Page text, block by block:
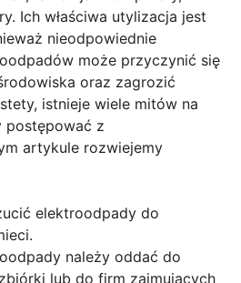
Ich właściwa utylizacja jest
nieodpowiednie
może przyczynić się
oraz zagrozić
istnieje wiele mitów na
postępować z
artykule rozwiejemy
elektroodpady do
należy oddać do
lub do firm zajmujących